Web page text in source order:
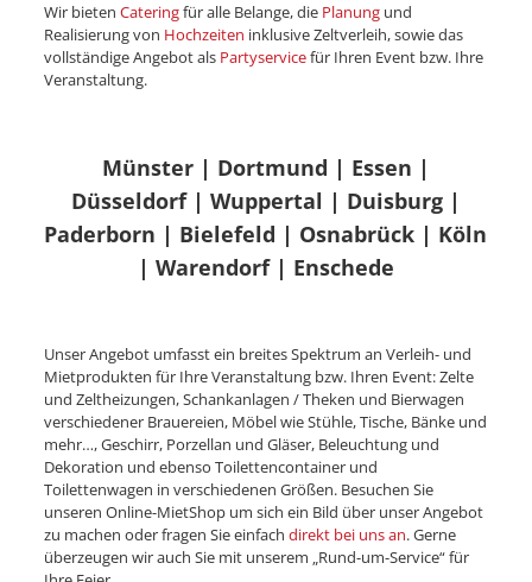
Wir bieten Cateringfür alle Belange, die Planungund
Realisierung von Hochzeiten inklusive Zeltverleih, sowie das
vollständige Angebot als Partyservicefür Ihren Event bzw. Ihre
Veranstaltung.
Münster | Dortmund | Essen |
Düsseldorf | Wuppertal | Duisburg |
Paderborn | Bielefeld | Osnabrück | Köln
| Warendorf | Enschede
Unser Angebot umfasst ein breites Spektrum an Verleih- und
Mietprodukten für Ihre Veranstaltung bzw. Ihren Event: Zelte
und Zeltheizungen, Schankanlagen / Theken und Bierwagen
verschiedener Brauereien, Möbel wie Stühle, Tische, Bänke und
mehr…, Geschirr, Porzellan und Gläser, Beleuchtung und
Dekoration und ebenso Toilettencontainer und
Toilettenwagen in verschiedenen Größen. Besuchen Sie
unseren Online-MietShop um sich ein Bild über unser Angebot
zu machen oder fragen Sie einfach direkt bei uns an. Gerne
überzeugen wir auch Sie mit unserem „Rund-um-Service“ für